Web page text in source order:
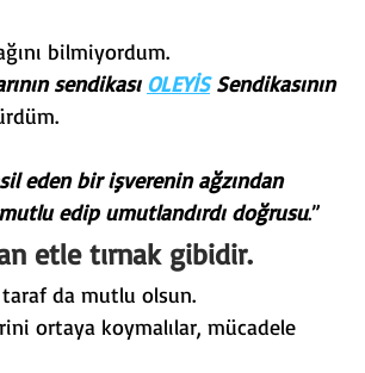
bilmiyordum.
sendikası OLEYİS Sendikasının
eden bir işverenin ağzından
edip umutlandırdı doğrusu.”
etle tırnak gibidir.
taraf da mutlu olsun.
ortaya koymalılar, mücadele